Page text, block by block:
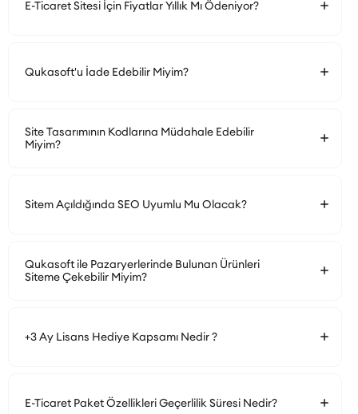
E-Ticaret Sitesi İçin Fiyatlar Yıllık Mı Ödeniyor?
Qukasoft'u İade Edebilir Miyim?
Site Tasarımının Kodlarına Müdahale Edebilir
Miyim?
Sitem Açıldığında SEO Uyumlu Mu Olacak?
Qukasoft ile Pazaryerlerinde Bulunan Ürünleri
Siteme Çekebilir Miyim?
+3 Ay Lisans Hediye Kapsamı Nedir ?
E-Ticaret Paket Özellikleri Geçerlilik Süresi Nedir?